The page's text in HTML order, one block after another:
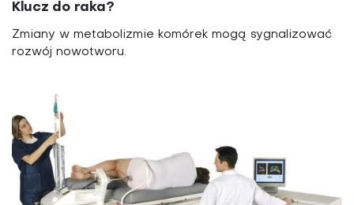
Klucz do raka?
Zmiany w metabolizmie komórek mogą sygnalizować
rozwój nowotworu.